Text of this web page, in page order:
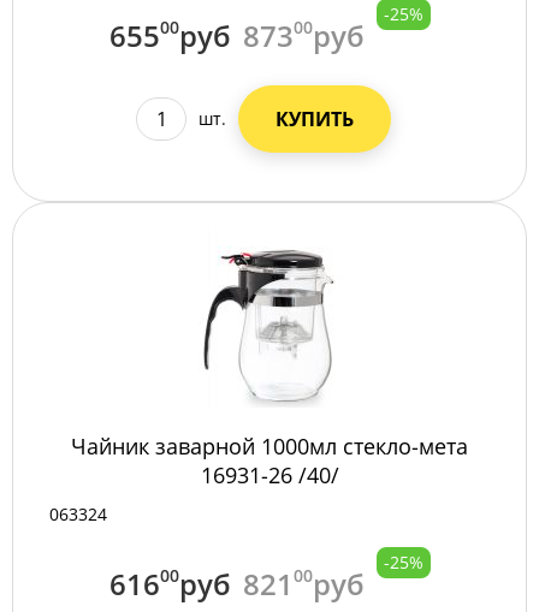
65500руб 87300руб
-25%
шт. КУПИТЬ
Чайник заварной 1000мл стекло-мета
16931-26 /40/
063324
61600руб 821 00руб
-25%